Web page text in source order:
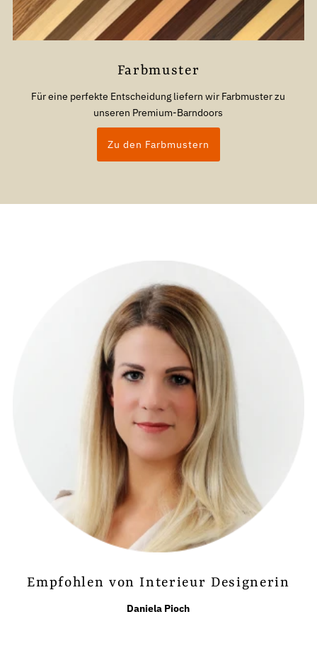
Farbmuster
Für eine perfekte Entscheidung liefern wir Farbmuster zu
unseren Premium-Barndoors
Zu den Farbmustern
Empfohlen von Interieur Designerin
Daniela Pioch